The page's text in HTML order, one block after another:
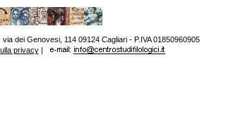
dei Genovesi, 114 09124 Cagliari - P.IVA 01850960905
privacy|